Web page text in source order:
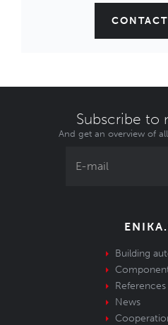
Subscribe to
And get an overview of
Building
References
News